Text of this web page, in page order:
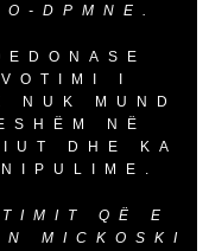
DPMNE.
I
NUK MUND
NË
DHE KA
QË E
MICKOSKI